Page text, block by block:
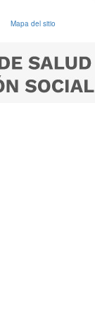
Mapa del sitio